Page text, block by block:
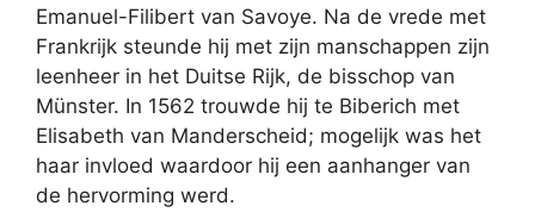
Emanuel-Filibert van Savoye. Na de vrede met
Frankrijk steunde hij met zijn manschappen zijn
leenheer in het Duitse Rijk, de bisschop van
Münster. In 1562 trouwde hij te Biberich met
Elisabeth van Manderscheid; mogelijk was het
haar invloed waardoor hij een aanhanger van
de hervorming werd.